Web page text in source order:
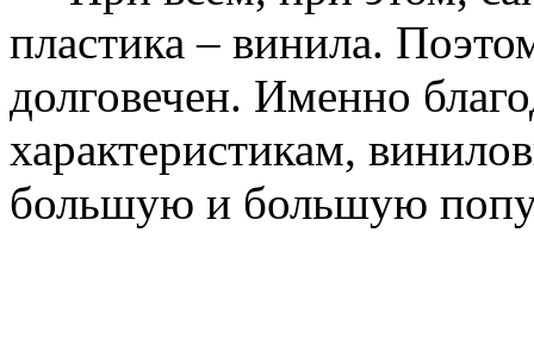
пластика – винила.
долговечен. Именно
характеристикам,
большую и большую